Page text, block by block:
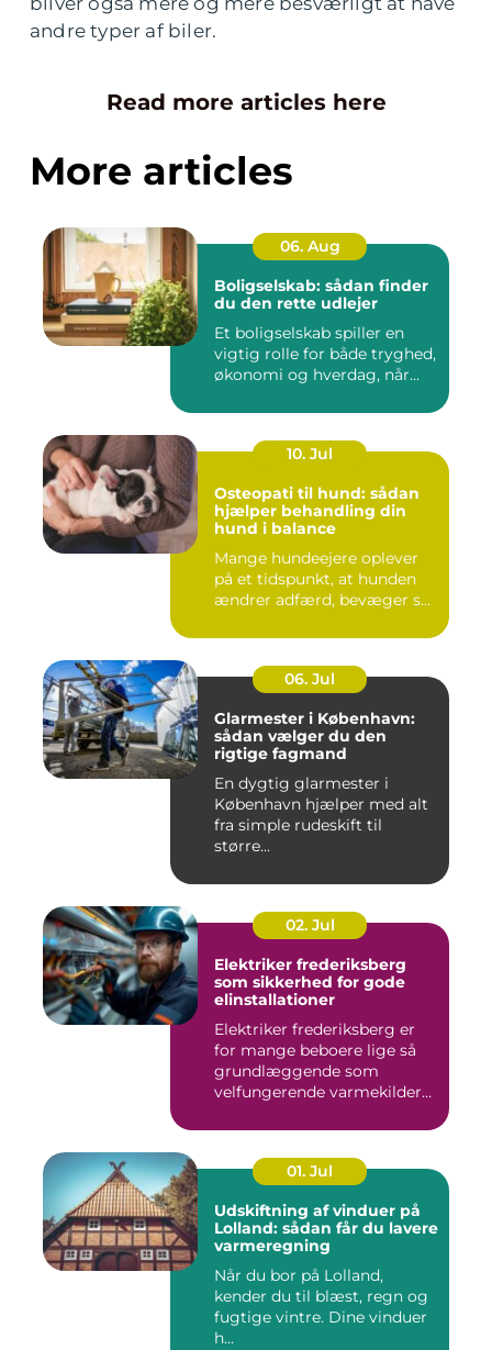
andre typer af biler.
Read more articles here
More articles
06. Aug
Boligselskab: sådan finder
du den rette udlejer
Et boligselskab spiller en
vigtig rolle for både tryghed,
økonomi og hverdag, når...
10. Jul
Osteopati til hund: sådan
hjælper behandling din
hund i balance
Mange hundeejere oplever
på et tidspunkt, at hunden
ændrer adfærd, bevæger s...
06. Jul
Glarmester i København:
sådan vælger du den
rigtige fagmand
En dygtig glarmester i
København hjælper med alt
fra simple rudeskift til
større...
02. Jul
Elektriker frederiksberg
som sikkerhed for gode
elinstallationer
Elektriker frederiksberg er
for mange beboere lige så
grundlæggende som
velfungerende varmekilder
01. Jul
Udskiftning af vinduer på
Lolland: sådan får du lavere
varmeregning
Når du bor på Lolland,
kender du til blæst, regn og
fugtige vintre. Dine vinduer
h...